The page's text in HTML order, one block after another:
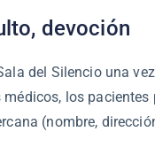
devoción
del Silencio una
los
(nombre,